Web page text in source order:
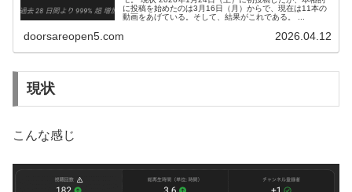
に投稿を始めたのは3月16日（月）からで、現在は11本の
動画をあげている。そして、結果がこれである。 ...
doorsareopen5.com 2026.04.12
現状
こんな感じ